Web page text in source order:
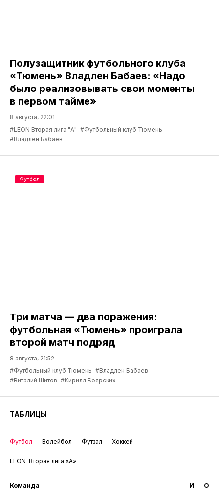
Полузащитник футбольного клуба
«Тюмень» Владлен Бабаев: «Надо
было реализовывать свои моменты
в первом тайме»
8 августа, 22:01
#LEON Вторая лига "А" #Футбольный клуб Тюмень
#Владлен Бабаев
Три матча — два поражения:
футбольная «Тюмень» проиграла
второй матч подряд
8 августа, 21:52
#Футбольный клуб Тюмень #Владлен Бабаев
#Виталий Шитов #Кирилл Боярских
Футбол
ТАБЛИЦЫ
Футбол Волейбол Футзал Хоккей
LEON-Вторая лига «А»
Команда И О